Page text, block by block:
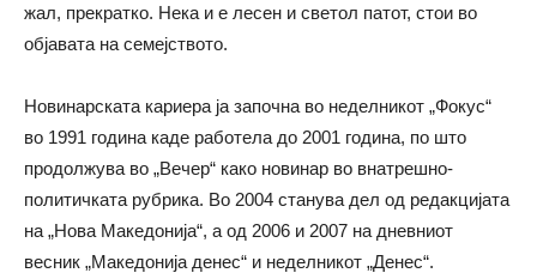
жал, прекратко. Нека и е лесен и светол патот, стои во
објавата на семејството.
Новинарската кариера ја започна во неделникот „Фокус“
во 1991 година каде работела до 2001 година, по што
продолжува во „Вечер“ како новинар во внатрешно-
политичката рубрика. Во 2004 станува дел од редакцијата
на „Нова Македонија“, а од 2006 и 2007 на дневниот
весник „Македонија денес“ и неделникот „Денес“.